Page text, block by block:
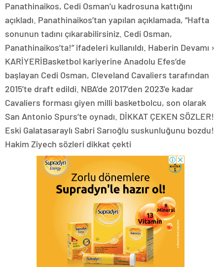
Panathinaikos, Cedi Osman’u kadrosuna kattığını
açıkladı. Panathinaikos’tan yapılan açıklamada, “Hafta
sonunun tadını çıkarabilirsiniz. Cedi Osman,
Panathinaikos’ta!” ifadeleri kullanıldı. Haberin Devamı ›
KARİYERİBasketbol kariyerine Anadolu Efes’de
başlayan Cedi Osman, Cleveland Cavaliers tarafından
2015’te draft edildi. NBA’de 2017’den 2023’e kadar
Cavaliers forması giyen milli basketbolcu, son olarak
San Antonio Spurs’te oynadı. DİKKAT ÇEKEN SÖZLER!
Eski Galatasaraylı Sabri Sarıoğlu suskunluğunu bozdu!
Hakim Ziyech sözleri dikkat çekti